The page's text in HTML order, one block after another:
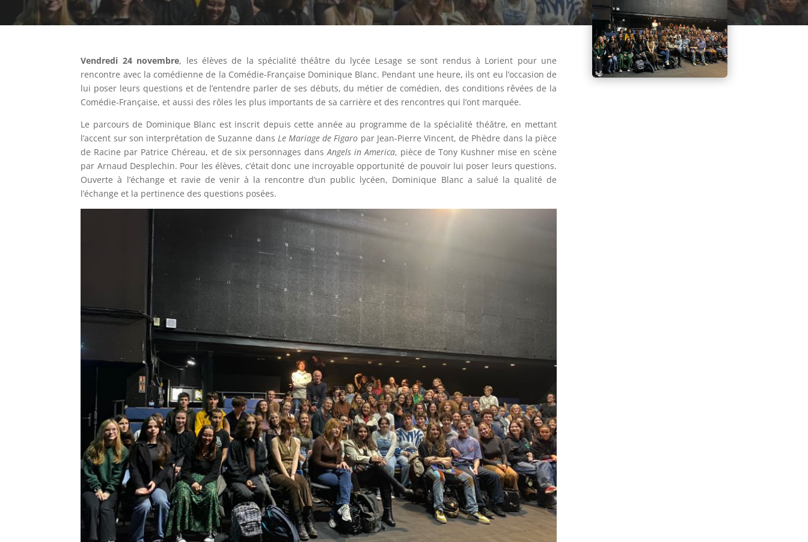
Vendredi 24 novembre, les élèves de la spécialité théâtre du lycée Lesage se sont rendus à Lorient pour une
rencontre avec la comédienne de la Comédie-Française Dominique Blanc. Pendant une heure, ils ont eu l’occasion de
lui poser leurs questions et de l’entendre parler de ses débuts, du métier de comédien, des conditions rêvées de la
Comédie-Française, et aussi des rôles les plus importants de sa carrière et des rencontres qui l’ont marquée.
Le parcours de Dominique Blanc est inscrit depuis cette année au programme de la spécialité théâtre, en mettant
l’accent sur son interprétation de Suzanne dans Le Mariage de Figaro par Jean-Pierre Vincent, de Phèdre dans la pièce
de Racine par Patrice Chéreau, et de six personnages dansAngels in America, pièce de Tony Kushner mise en scène
par Arnaud Desplechin. Pour les élèves, c’était donc une incroyable opportunité de pouvoir lui poser leurs questions.
Ouverte à l’échange et ravie de venir à la rencontre d’un public lycéen, Dominique Blanc a salué la qualité de
l’échange et la pertinence des questions posées.